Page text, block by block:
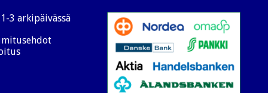
3 arkipäivässä